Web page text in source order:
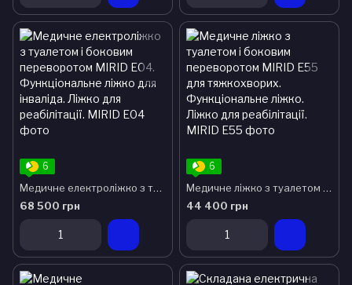
6
Медичне електроліжко з туалетом і боковим переворотом MIRID Е04. Функціональне ліжко для інваліда. Ліжко для реабілітації.
68 500 грн
6
Медичне ліжко з туалетом і боковим переворотом MIRID Е55 для тяжкохворих. Функціональне ліжко. Ліжко для реабілітації.
44 400 грн